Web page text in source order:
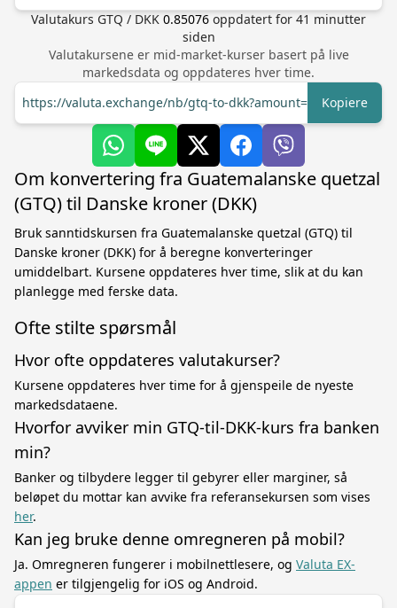
Valutakurs GTQ / DKK 0.85076 oppdatert for 41 minutter
siden
Valutakursene er mid-market-kurser basert på live
markedsdata og oppdateres hver time.
https://valuta.exchange/nb/gtq-to-dkk?amount=1
Kopiere
Om konvertering fra Guatemalanske quetzal
(GTQ) til Danske kroner (DKK)
Bruk sanntidskursen fra Guatemalanske quetzal (GTQ) til
Danske kroner (DKK) for å beregne konverteringer
umiddelbart. Kursene oppdateres hver time, slik at du kan
planlegge med ferske data.
Ofte stilte spørsmål
Hvor ofte oppdateres valutakurser?
Kursene oppdateres hver time for å gjenspeile de nyeste
markedsdataene.
Hvorfor avviker min GTQ-til-DKK-kurs fra banken
min?
Banker og tilbydere legger til gebyrer eller marginer, så
beløpet du mottar kan avvike fra referansekursen som vises
her.
Kan jeg bruke denne omregneren på mobil?
Ja. Omregneren fungerer i mobilnettlesere, og Valuta EX-
appen er tilgjengelig for iOS og Android.